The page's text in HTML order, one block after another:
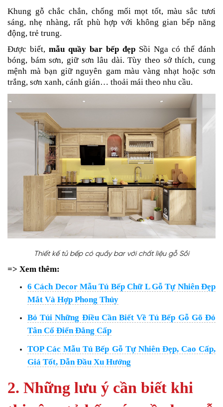
Khung gỗ chắc chắn, chống mối mọt tốt, màu sắc tươi
sáng, nhẹ nhàng, rất phù hợp với không gian bếp năng
động, trẻ trung.
Được biết, mẫu quầy bar bếp đẹp Sồi Nga có thể đánh
bóng, bám sơn, giữ sơn lâu dài. Tùy theo sở thích, cung
mệnh mà bạn giữ nguyên gam màu vàng nhạt hoặc sơn
trắng, sơn xanh, cánh gián… thoải mái theo nhu cầu.
Thiết kế tủ bếp có quầy bar với chất liệu gỗ Sồi
=> Xem thêm:
6 Cách Decor Mẫu Tủ Bếp Chữ L Gỗ Tự Nhiên Đẹp
Mắt Và Hợp Phong Thủy
Bỏ Túi Những Điều Cần Biết Về Tủ Bếp Gỗ Gõ Đỏ
Tân Cổ Điển Đẳng Cấp
TOP Các Mẫu Tủ Bếp Gỗ Tự Nhiên Đẹp, Cao Cấp,
Giá Tốt, Dẫn Đầu Xu Hướng
2. Những lưu ý cần biết khi